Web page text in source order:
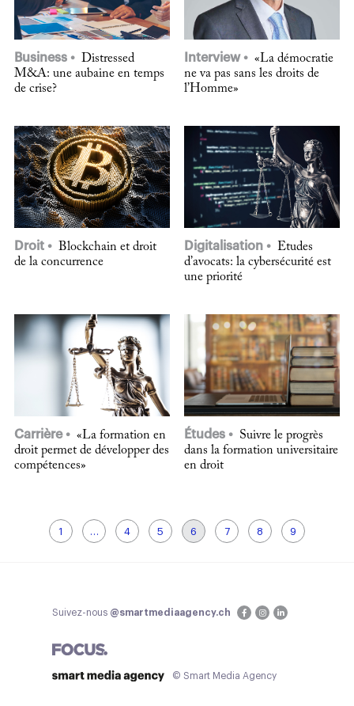
Business
Distressed
M&A: une aubaine en temps
de crise?
Interview
«La démocratie
ne va pas sans les droits de
l’Homme»
Droit
Blockchain et droit
de la concurrence
Digitalisation
Etudes
d’avocats: la cybersécurité est
une priorité
Carrière
«La formation en
droit permet de développer des
compétences»
Études
Suivre le progrès
dans la formation universitaire
en droit
1 … 4 5 6 7 8 9
Suivez-nous @smartmediaagency.ch
© Smart Media Agency